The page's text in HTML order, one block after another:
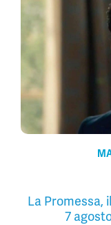
La Promessa,
7